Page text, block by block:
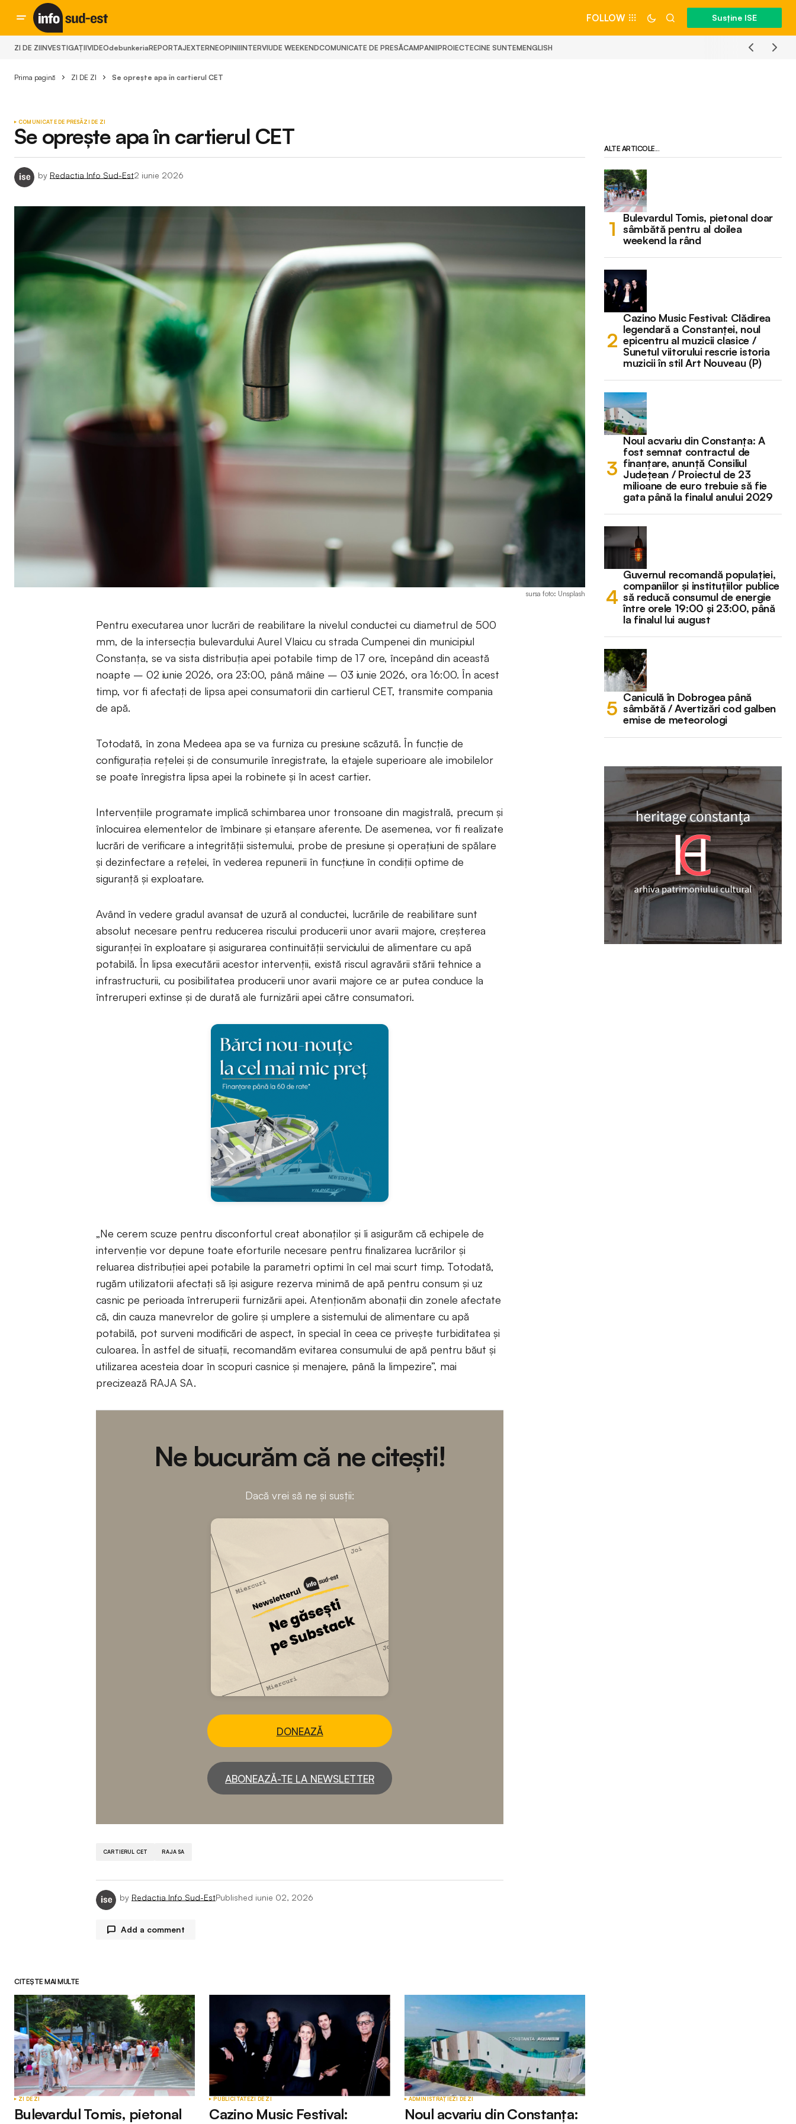
FOLLOW Susține ISE
ZI DE ZIINVESTIGAȚIIVIDEOdebunkeriaREPORTAJEXTERNEOPINIIINTERVIUDE WEEKENDCOMUNICATE DE PRESĂCAMPANIIPROIECTECINE SUNTEMENGLISH
Prima pagină ZI DE ZI Se oprește apa în cartierul CET
COMUNICATE DE PRESĂZI DE ZI
Se oprește apa în cartierul CET
by Redactia Info Sud-Est2 iunie 2026
sursa foto: Unsplash
Pentru executarea unor lucrări de reabilitare la nivelul conductei cu diametrul de 500
mm, de la intersecția bulevardului Aurel Vlaicu cu strada Cumpenei din municipiul
Constanța, se va sista distribuția apei potabile timp de 17 ore, începând din această
noapte – 02 iunie 2026, ora 23:00, până mâine – 03 iunie 2026, ora 16:00. În acest
timp, vor fi afectați de lipsa apei consumatorii din cartierul CET, transmite compania
de apă.
Totodată, în zona Medeea apa se va furniza cu presiune scăzută. În funcție de
configurația rețelei și de consumurile înregistrate, la etajele superioare ale imobilelor
se poate înregistra lipsa apei la robinete și în acest cartier.
Intervențiile programate implică schimbarea unor tronsoane din magistrală, precum și
înlocuirea elementelor de îmbinare și etanșare aferente. De asemenea, vor fi realizate
lucrări de verificare a integrității sistemului, probe de presiune și operațiuni de spălare
și dezinfectare a rețelei, în vederea repunerii în funcțiune în condiții optime de
siguranță și exploatare.
Având în vedere gradul avansat de uzură al conductei, lucrările de reabilitare sunt
absolut necesare pentru reducerea riscului producerii unor avarii majore, creșterea
siguranței în exploatare și asigurarea continuității serviciului de alimentare cu apă
potabilă. În lipsa executării acestor intervenții, există riscul agravării stării tehnice a
infrastructurii, cu posibilitatea producerii unor avarii majore ce ar putea conduce la
întreruperi extinse și de durată ale furnizării apei către consumatori.
„Ne cerem scuze pentru disconfortul creat abonaților și îi asigurăm că echipele de
intervenție vor depune toate eforturile necesare pentru finalizarea lucrărilor și
reluarea distribuției apei potabile la parametri optimi în cel mai scurt timp. Totodată,
rugăm utilizatorii afectați să își asigure rezerva minimă de apă pentru consum și uz
casnic pe perioada întreruperii furnizării apei. Atenționăm abonații din zonele afectate
că, din cauza manevrelor de golire și umplere a sistemului de alimentare cu apă
potabilă, pot surveni modificări de aspect, în special în ceea ce privește turbiditatea și
culoarea. În astfel de situații, recomandăm evitarea consumului de apă pentru băut și
utilizarea acesteia doar în scopuri casnice și menajere, până la limpezire”, mai
precizează RAJA SA.
Ne bucurăm că ne citești!
Dacă vrei să ne și susții:
DONEAZĂ
ABONEAZĂ-TE LA NEWSLETTER
CARTIERUL CET RAJA SA
by Redactia Info Sud-EstPublished iunie 02, 2026
Add a comment
Comment*
Your Name* Your E-mail*
CITEȘTE MAI MULTE
ZI DE ZI
Bulevardul Tomis, pietonal
PUBLICITATEZI DE ZI
Cazino Music Festival:
ADMINISTRAȚIEZI DE ZI
Noul acvariu din Constanța:
ALTE ARTICOLE...
Bulevardul Tomis, pietonal doar
sâmbătă pentru al doilea
weekend la rând
Cazino Music Festival: Clădirea
legendară a Constanței, noul
epicentru al muzicii clasice /
Sunetul viitorului rescrie istoria
muzicii în stil Art Nouveau (P)
Noul acvariu din Constanța: A
fost semnat contractul de
finanțare, anunță Consiliul
Județean / Proiectul de 23
milioane de euro trebuie să fie
gata până la finalul anului 2029
Guvernul recomandă populației,
companiilor și instituțiilor publice
să reducă consumul de energie
între orele 19:00 și 23:00, până
la finalul lui august
Caniculă în Dobrogea până
sâmbătă / Avertizări cod galben
emise de meteorologi